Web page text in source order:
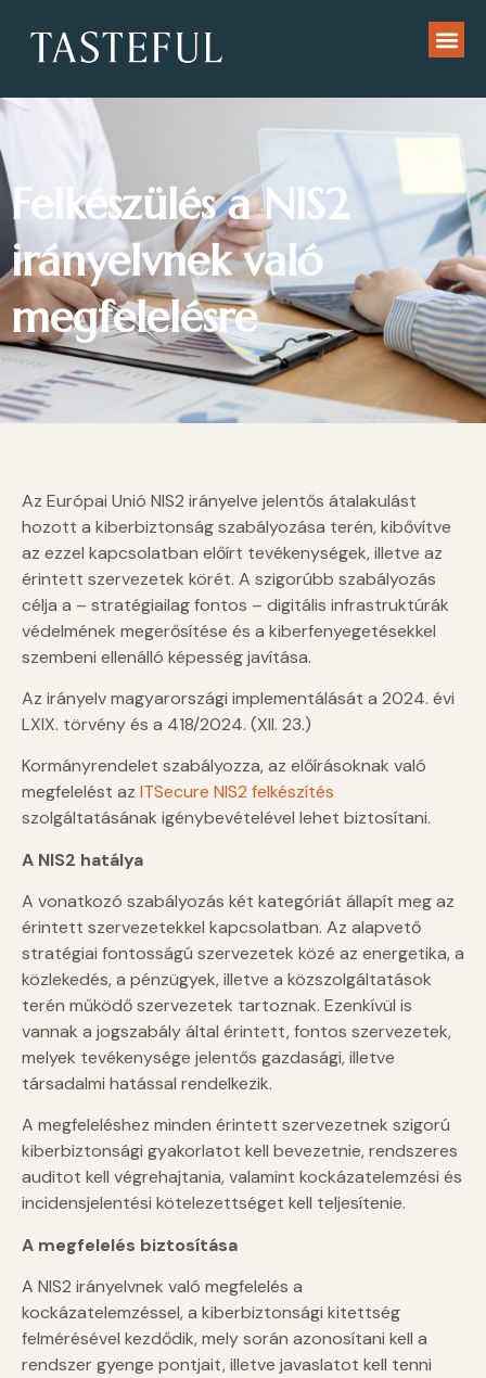
Felkészülés a NIS2
irányelvnek való
megfelelésre
Az Európai Unió NIS2 irányelve jelentős átalakulást
hozott a kiberbiztonság szabályozása terén, kibővítve
az ezzel kapcsolatban előírt tevékenységek, illetve az
érintett szervezetek körét. A szigorúbb szabályozás
célja a – stratégiailag fontos – digitális infrastruktúrák
védelmének megerősítése és a kiberfenyegetésekkel
szembeni ellenálló képesség javítása.
Az irányelv magyarországi implementálását a 2024. évi
LXIX. törvény és a 418/2024. (XII. 23.)
Kormányrendelet szabályozza, az előírásoknak való
megfelelést az ITSecure NIS2 felkészítés
szolgáltatásának igénybevételével lehet biztosítani.
A NIS2 hatálya
A vonatkozó szabályozás két kategóriát állapít meg az
érintett szervezetekkel kapcsolatban. Az alapvető
stratégiai fontosságú szervezetek közé az energetika, a
közlekedés, a pénzügyek, illetve a közszolgáltatások
terén működő szervezetek tartoznak. Ezenkívül is
vannak a jogszabály által érintett, fontos szervezetek,
melyek tevékenysége jelentős gazdasági, illetve
társadalmi hatással rendelkezik.
A megfeleléshez minden érintett szervezetnek szigorú
kiberbiztonsági gyakorlatot kell bevezetnie, rendszeres
auditot kell végrehajtania, valamint kockázatelemzési és
incidensjelentési kötelezettséget kell teljesítenie.
A megfelelés biztosítása
A NIS2 irányelvnek való megfelelés a
kockázatelemzéssel, a kiberbiztonsági kitettség
felmérésével kezdődik, mely során azonosítani kell a
rendszer gyenge pontjait, illetve javaslatot kell tenni